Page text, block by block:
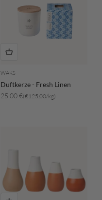
WAKS
Duftkerze - Fresh Linen
Angebot
25,00 €(€125,00/kg)